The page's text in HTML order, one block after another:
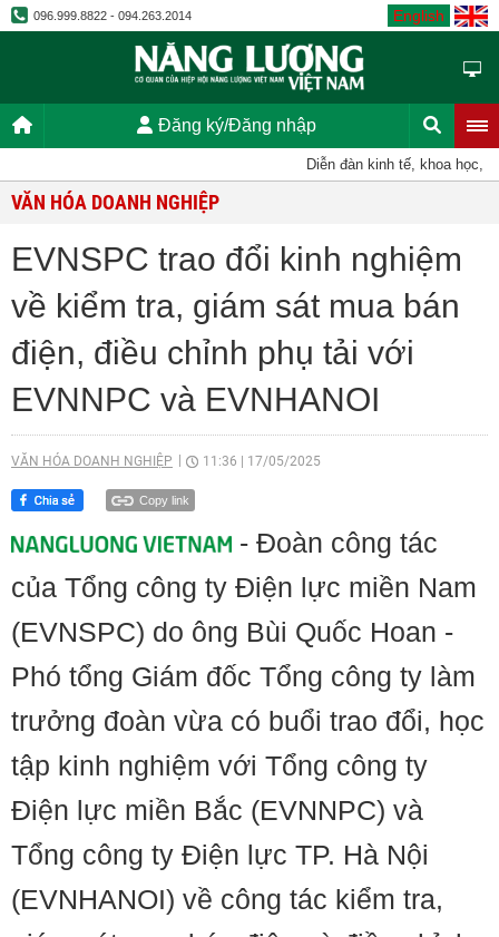
096.999.8822 - 094.263.2014 English
Đăng ký/Đăng nhập
Diễn đàn kinh tế, khoa học, kỹ
VĂN HÓA DOANH NGHIỆP
EVNSPC trao đổi kinh nghiệm
về kiểm tra, giám sát mua bán
điện, điều chỉnh phụ tải với
EVNNPC và EVNHANOI
VĂN HÓA DOANH NGHIỆP 11:36 17/05/2025
Copy link
- Đoàn công tác
của Tổng công ty Điện lực miền Nam
(EVNSPC) do ông Bùi Quốc Hoan -
Phó tổng Giám đốc Tổng công ty làm
trưởng đoàn vừa có buổi trao đổi, học
tập kinh nghiệm với Tổng công ty
Điện lực miền Bắc (EVNNPC) và
Tổng công ty Điện lực TP. Hà Nội
(EVNHANOI) về công tác kiểm tra,